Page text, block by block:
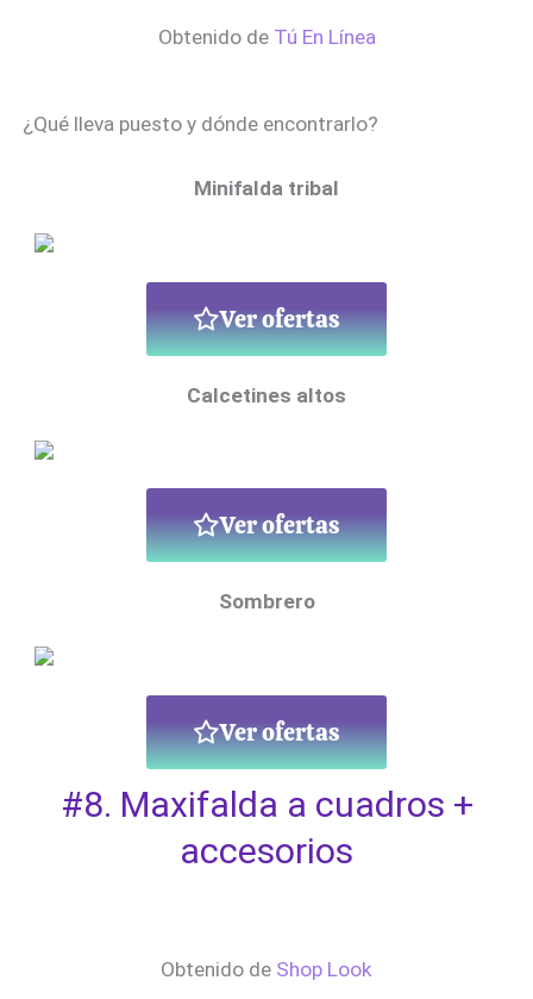
Obtenido de Tú En Línea
¿Qué lleva puesto y dónde encontrarlo?
Minifalda tribal
Ver ofertas
Calcetines altos
Ver ofertas
Sombrero
Ver ofertas
#8. Maxifalda a cuadros +
accesorios
Obtenido de Shop Look